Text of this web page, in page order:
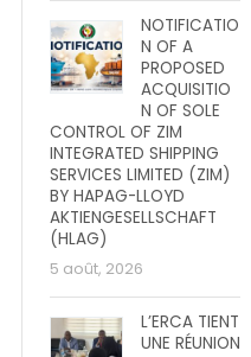
NOTIFICATIO
N OF A
PROPOSED
ACQUISITIO
N OF SOLE
CONTROL OF ZIM
INTEGRATED SHIPPING
SERVICES LIMITED (ZIM)
BY HAPAG-LLOYD
AKTIENGESELLSCHAFT
(HLAG)
5 août, 2026
L’ERCA TIENT
UNE RÉUNION